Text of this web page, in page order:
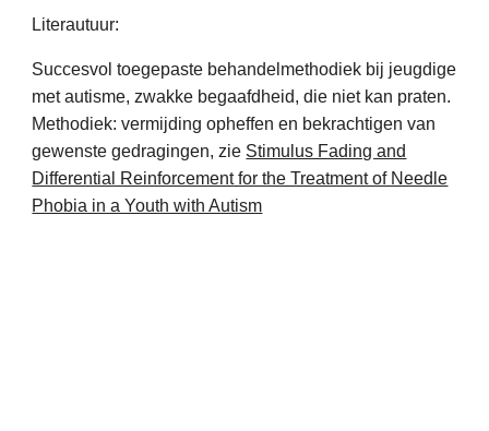
Literautuur:
Succesvol toegepaste behandelmethodiek bij jeugdige
met autisme, zwakke begaafdheid, die niet kan praten.
Methodiek: vermijding opheffen en bekrachtigen van
gewenste gedragingen, zie Stimulus Fading and
Differential Reinforcement for the Treatment of Needle
Phobia in a Youth with Autism